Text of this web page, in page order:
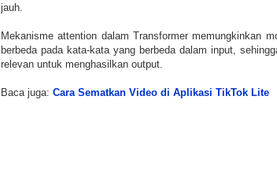
jauh.
Mekanisme attention dalam Transformer memungkinkan
berbeda pada kata-kata yang berbeda dalam input,
relevan untuk menghasilkan output.
Baca juga: Cara Sematkan Video di Aplikasi TikTok Lite